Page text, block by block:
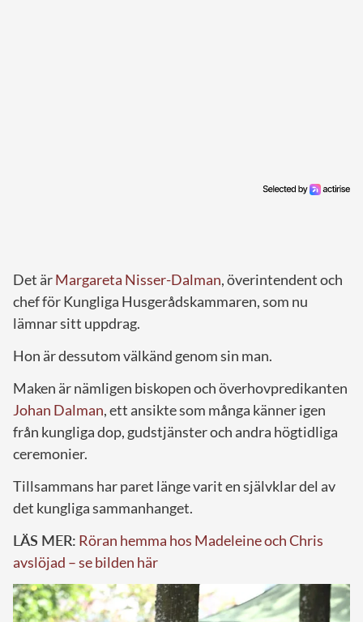
Det ärMargareta Nisser-Dalman, överintendent och
chef för Kungliga Husgerådskammaren, som nu
lämnar sitt uppdrag.
Hon är dessutom välkänd genom sin man.
Maken är nämligen biskopen och överhovpredikanten
Johan Dalman, ett ansikte som många känner igen
från kungliga dop, gudstjänster och andra högtidliga
ceremonier.
Tillsammans har paret länge varit en självklar del av
det kungliga sammanhanget.
LÄS MER: Röran hemma hos Madeleine och Chris
avslöjad – se bilden här